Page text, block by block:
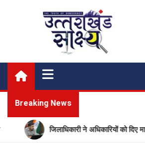
Uttarakhand
My News Portal
Breaking News
जिलाधिकारी ने अधिकारियों को दिए